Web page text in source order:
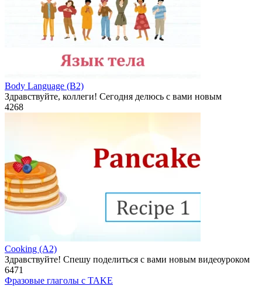
Body Language (B2)
Здравствуйте, коллеги! Сегодня делюсь с вами новым
4268
Cooking (A2)
Здравствуйте! Спешу поделиться с вами новым видеоуроком
6471
Фразовые глаголы с TAKE